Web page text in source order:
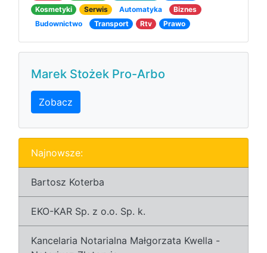
Kosmetyki
Serwis Automatyka
Biznes
Budownictwo
Transport Rtv Prawo
Marek Stożek Pro-Arbo
Zobacz
Najnowsze:
Bartosz Koterba
EKO-KAR Sp. z o.o. Sp. k.
Kancelaria Notarialna Małgorzata Kwella -